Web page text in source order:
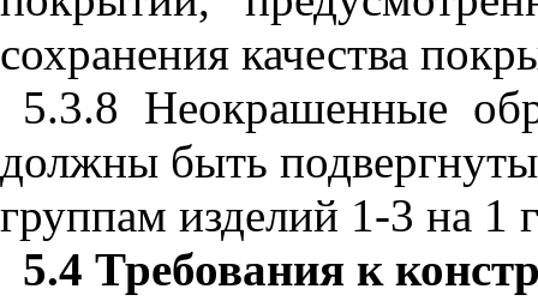
сохранения качества
5.3.8 Неокрашенные
должны быть
группам изделий 1-3 на 1
5.4 Требования к